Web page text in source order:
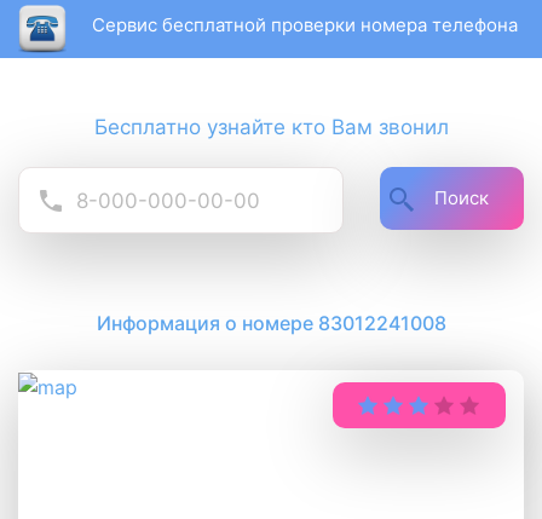
Сервис бесплатной проверки номера телефона
Бесплатно узнайте кто Вам звонил
Поиск
Информация о номере 83012241008